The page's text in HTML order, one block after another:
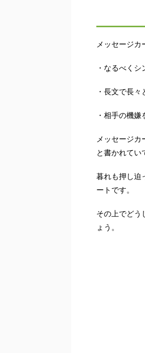
メッセージカ
・なるべくシ
・長文で長々
・相手の機
メッセージカ
と書かれてい
暮れも押し迫
ートです。
その上でどう
ょう。